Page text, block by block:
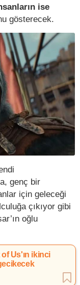
ise
gösterecek.
genç bir
için geleceği
çıkıyor gibi
oğlu
Us'ın ikinci